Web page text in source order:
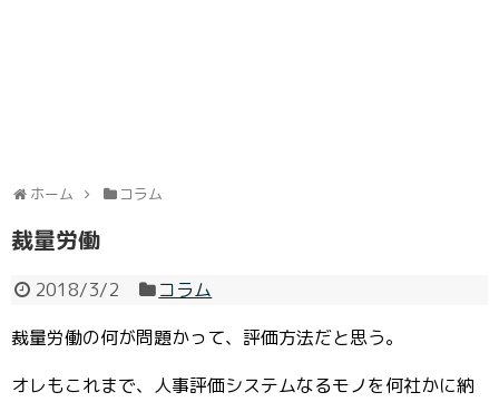
ホーム コラム
裁量労働
2018/3/2
コラム
裁量労働の何が問題かって、評価方法だと思う。
オレもこれまで、人事評価システムなるモノを何社かに納